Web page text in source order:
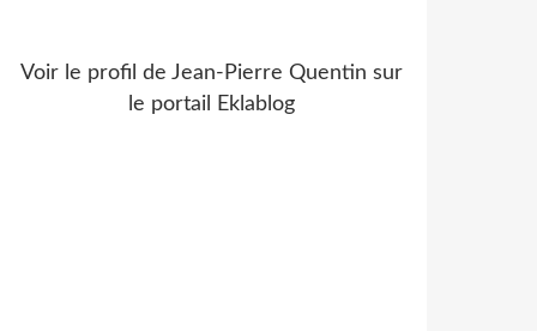
Voir le profil de Jean-Pierre Quentin sur
le portail Eklablog